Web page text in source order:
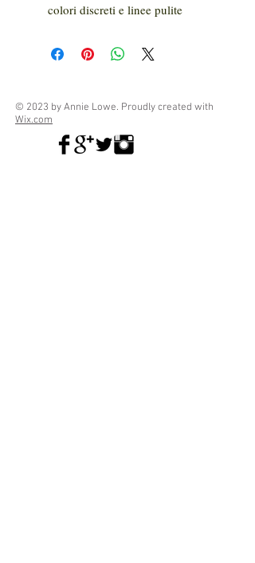
colori discreti e linee pulite
© 2023 by Annie Lowe. Proudly created with
Wix.com